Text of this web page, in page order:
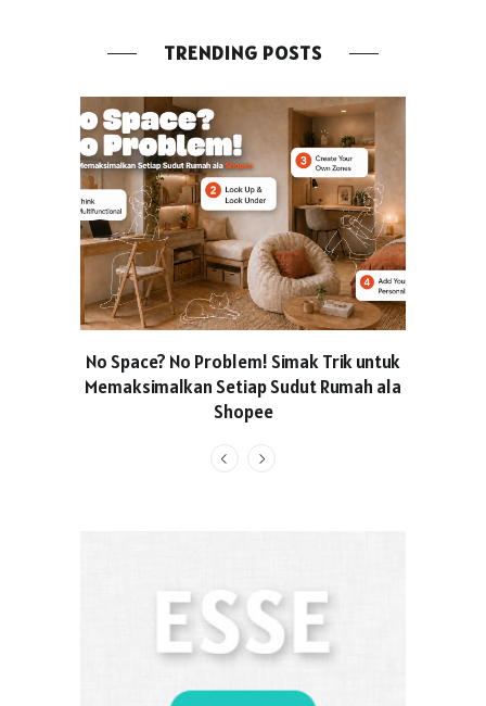
TRENDING POSTS
No Space? No Problem! Simak Trik untuk
Memaksimalkan Setiap Sudut Rumah ala
Shopee